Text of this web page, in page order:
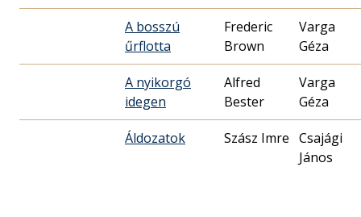
A bosszú
űrflotta
Frederic
Brown
Varga
Géza
A nyikorgó
idegen
Alfred
Bester
Varga
Géza
Áldozatok Szász Imre Csajági
János